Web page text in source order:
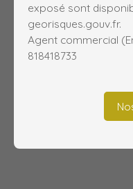
exposé sont
georisques.gouv.fr.
Agent commercial
818418733